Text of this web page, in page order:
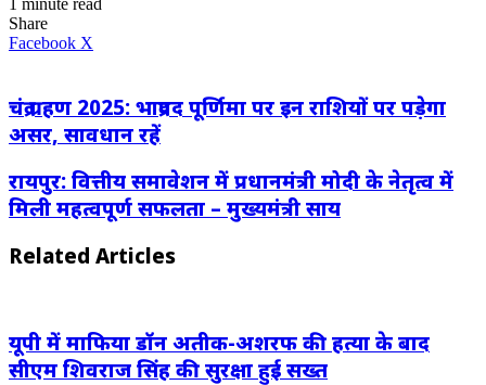
Share
Facebook X
चंद्र ग्रहण 2025: भाद्रपद पूर्णिमा पर इन राशियों पर पड़ेगा
असर, सावधान रहें
रायपुर: वित्तीय समावेशन में प्रधानमंत्री मोदी के नेतृत्व में
मिली महत्वपूर्ण सफलता – मुख्यमंत्री साय
Related Articles
यूपी में माफिया डॉन अतीक-अशरफ की हत्या के बाद
सीएम शिवराज सिंह की सुरक्षा हुई सख्त